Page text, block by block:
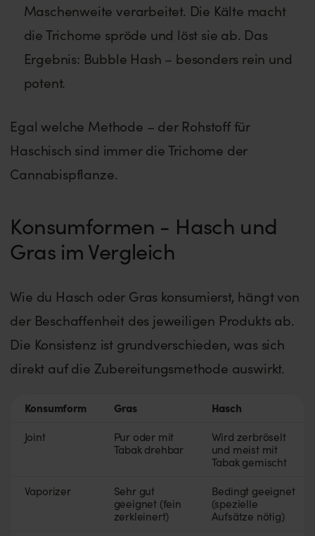
Maschenweite verarbeitet. Die Kälte macht
die Trichome spröde und löst sie ab. Das
Ergebnis: Bubble Hash – besonders rein und
potent.
Egal welche Methode – der Rohstoff für
Haschisch sind immer die Trichome der
Cannabispflanze.
Konsumformen - Hasch und
Gras im Vergleich
Wie du Hasch oder Gras konsumierst, hängt von
der Beschaffenheit des jeweiligen Produkts ab.
Die Konsistenz ist grundverschieden, was sich
direkt auf die Zubereitungsmethode auswirkt.
Konsumform Gras
Hasch
Joint
Pur oder mit
Tabak drehbar
Wird zerbröselt
und meist mit
Tabak gemischt
Vaporizer
Sehr gut
geeignet (fein
zerkleinert)
Bedingt geeignet
(spezielle
Aufsätze nötig)